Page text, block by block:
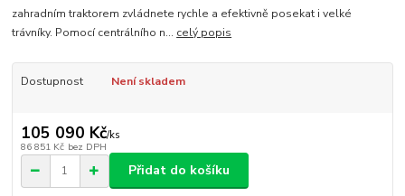
zahradním traktorem zvládnete rychle a efektivně posekat i velké
trávníky. Pomocí centrálního n... celý popis
Dostupnost Není skladem
105 090 Kč/ks
86 851 Kč bez DPH
Přidat do košíku